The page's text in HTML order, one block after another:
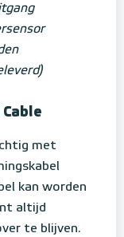
met
kan worden
altijd
te blijven.